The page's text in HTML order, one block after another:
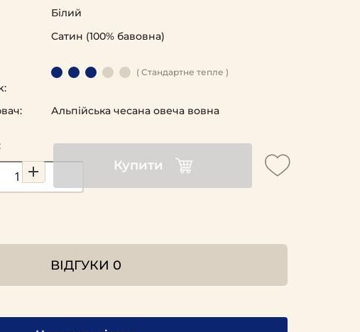
Купити
Білий
Cатин (100% бавовна)
( Стандартне тепле )
Альпійська чесана овеча вовна
ВІДГУКИ 0